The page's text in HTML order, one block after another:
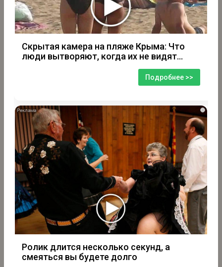
Скрытая камера на пляже Крыма: Что
люди вытворяют, когда их не видят...
Подробнее >>
i
Ролик длится несколько секунд, а
смеяться вы будете долго